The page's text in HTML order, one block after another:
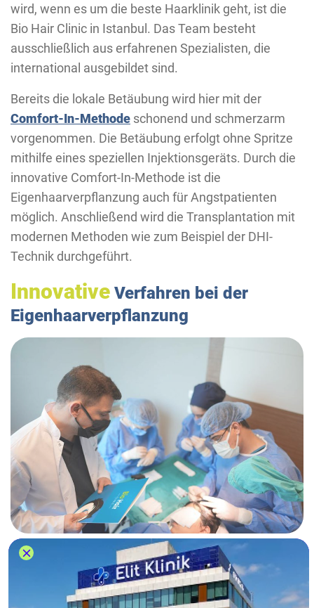
wird, wenn es um die beste Haarklinik geht, ist die
Bio Hair Clinic in Istanbul. Das Team besteht
ausschließlich aus erfahrenen Spezialisten, die
international ausgebildet sind.
Bereits die lokale Betäubung wird hier mit der
Comfort-In-Methode schonend und schmerzarm
vorgenommen. Die Betäubung erfolgt ohne Spritze
mithilfe eines speziellen Injektionsgeräts. Durch die
innovative Comfort-In-Methode ist die
Eigenhaarverpflanzung auch für Angstpatienten
möglich. Anschließend wird die Transplantation mit
modernen Methoden wie zum Beispiel der DHI-
Technik durchgeführt.
Innovative Verfahren bei der
Eigenhaarverpflanzung
Anders als bei Elton John seiner Haartransplantation
kommen in der Bio Hair Clinic nur die neuesten
Verfahren zum Einsatz. Je nach individueller